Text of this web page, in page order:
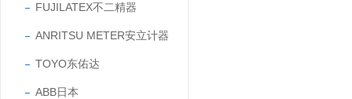
FUJILATEX不二精器
ANRITSU METER安立计器
TOYO东佑达
ABB日本